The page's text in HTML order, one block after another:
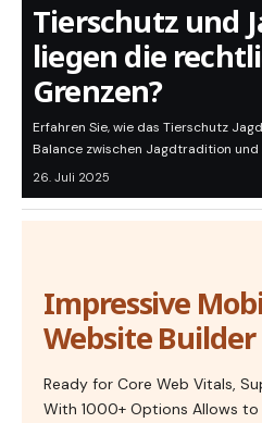
Tierschutz und
liegen die
Grenzen?
Erfahren Sie, wie das Tierschutz
Balance zwischen Jagdtradition
26. Juli 2025
Impressive
Website Builder
Ready for Core Web Vitals,
With 1000+ Options Allows